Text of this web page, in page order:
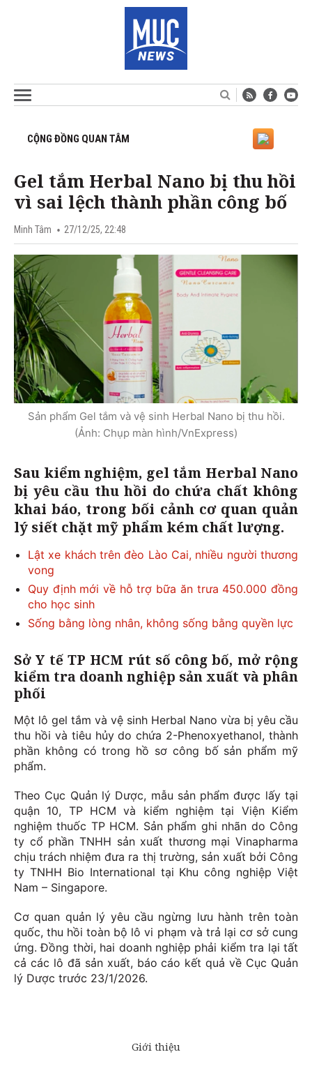
CỘNG ĐỒNG QUAN TÂM
Gel tắm Herbal Nano bị thu hồi
vì sai lệch thành phần công bố
Minh Tâm 27/12/25, 22:48
Sản phẩm Gel tắm và vệ sinh Herbal Nano bị thu hồi.
(Ảnh: Chụp màn hình/VnExpress)
Sau kiểm nghiệm, gel tắm Herbal Nano
bị yêu cầu thu hồi do chứa chất không
khai báo, trong bối cảnh cơ quan quản
lý siết chặt mỹ phẩm kém chất lượng.
Lật xe khách trên đèo Lào Cai, nhiều người thương
vong
Quy định mới về hỗ trợ bữa ăn trưa 450.000 đồng
cho học sinh
Sống bằng lòng nhân, không sống bằng quyền lực
Sở Y tế TP HCM rút số công bố, mở rộng
kiểm tra doanh nghiệp sản xuất và phân
phối
Một lô gel tắm và vệ sinh Herbal Nano vừa bị yêu cầu
thu hồi và tiêu hủy do chứa 2-Phenoxyethanol, thành
phần không có trong hồ sơ công bố sản phẩm mỹ
phẩm.
Theo Cục Quản lý Dược, mẫu sản phẩm được lấy tại
quận 10, TP HCM và kiểm nghiệm tại Viện Kiểm
nghiệm thuốc TP HCM. Sản phẩm ghi nhãn do Công
ty cổ phần TNHH sản xuất thương mại Vinapharma
chịu trách nhiệm đưa ra thị trường, sản xuất bởi Công
ty TNHH Bio International tại Khu công nghiệp Việt
Nam – Singapore.
Cơ quan quản lý yêu cầu ngừng lưu hành trên toàn
quốc, thu hồi toàn bộ lô vi phạm và trả lại cơ sở cung
ứng. Đồng thời, hai doanh nghiệp phải kiểm tra lại tất
cả các lô đã sản xuất, báo cáo kết quả về Cục Quản
lý Dược trước 23/1/2026.